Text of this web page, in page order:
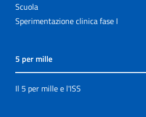
Scuola
Sperimentazione clinica fase I
5 per mille
Il 5 per mille e l'ISS